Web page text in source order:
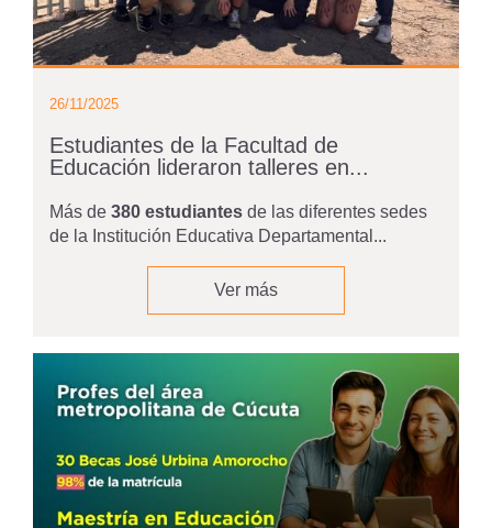
26/11/2025
Estudiantes de la Facultad de
Educación lideraron talleres en...
Más de 380 estudiantes de las diferentes sedes
de la Institución Educativa Departamental...
Ver más